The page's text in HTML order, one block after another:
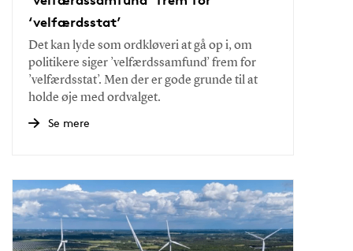
‘velfærdsstat’
Det kan lyde som ordkløveri at gå op i, om
politikere siger ’velfærdssamfund’ frem for
’velfærdsstat’. Men der er gode grunde til at
holde øje med ordvalget.
Se mere